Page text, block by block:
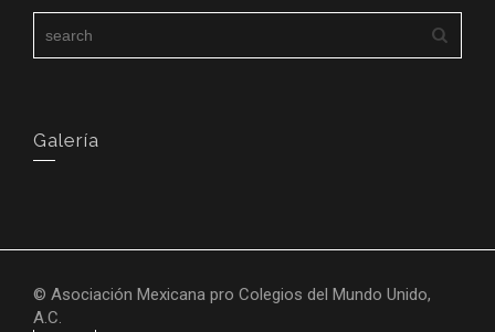
Galería
© Asociación Mexicana pro Colegios del Mundo Unido,
A.C.